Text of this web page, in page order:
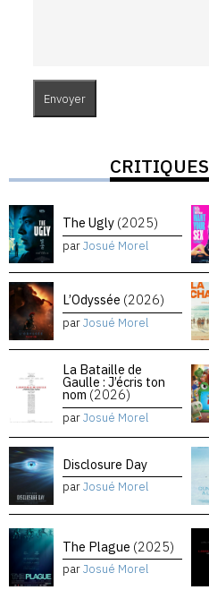
CRITIQUES
The Ugly (2025)
parJosué Morel
L’Odyssée (2026)
parJosué Morel
La Bataille de
Gaulle : J’écris ton
nom (2026)
parJosué Morel
Disclosure Day
parJosué Morel
The Plague (2025)
parJosué Morel